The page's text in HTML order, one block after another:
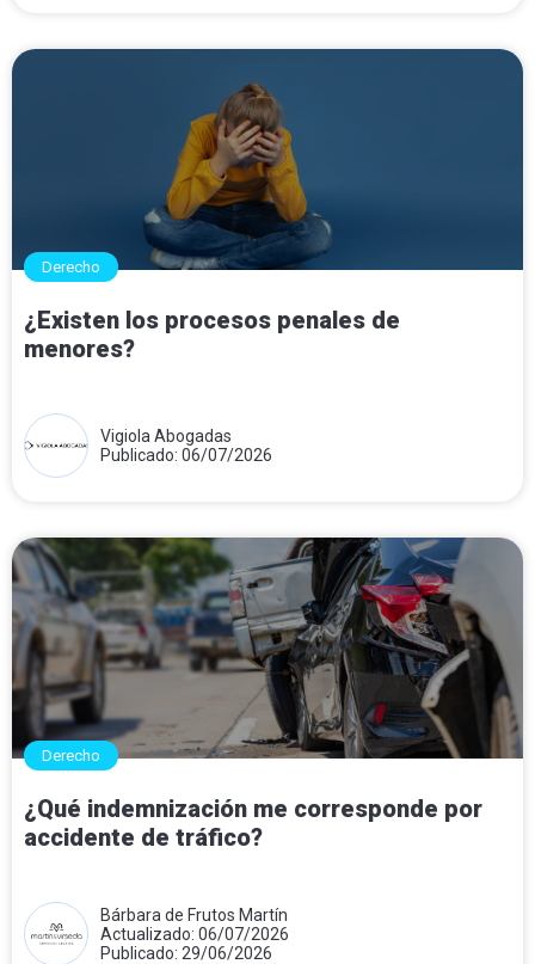
Derecho
¿Existen los procesos penales de
menores?
Vigiola Abogadas
Publicado: 06/07/2026
Derecho
¿Qué indemnización me corresponde por
accidente de tráfico?
Bárbara de Frutos Martín
Actualizado: 06/07/2026
Publicado: 29/06/2026